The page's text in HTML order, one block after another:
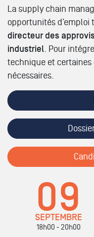
La supply chain
opportunités d’emploi
directeur des
industriel. Pour
technique et
nécessaires.
09
SEPTEMBRE
18h00 - 20h00